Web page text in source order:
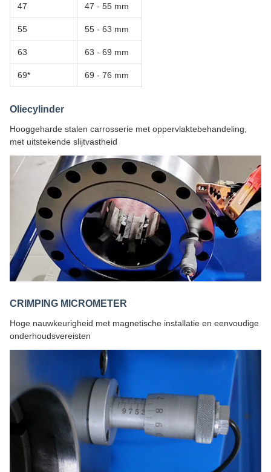
47 47 - 55 mm
55 55 - 63 mm
63 63 - 69 mm
69* 69 - 76 mm
Oliecylinder
Hooggeharde stalen carrosserie met oppervlaktebehandeling,
met uitstekende slijtvastheid
CRIMPING MICROMETER
Hoge nauwkeurigheid met magnetische installatie en eenvoudige
onderhoudsvereisten